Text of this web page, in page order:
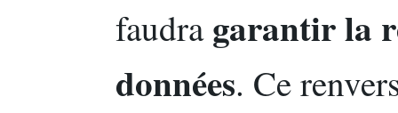
faudragarantir la
données. Ce